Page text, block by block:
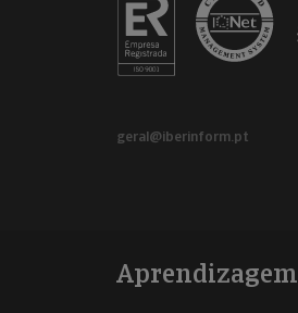
geral@iberinform.pt
Aprendizagem